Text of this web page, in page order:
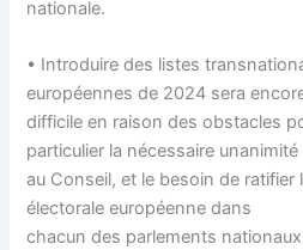
nationale.
• Introduire des listes
européennes de 2024 sera
difficile en raison des obstacles
particulier la nécessaire unanimité
au Conseil, et le besoin de
électorale européenne dans
chacun des parlements